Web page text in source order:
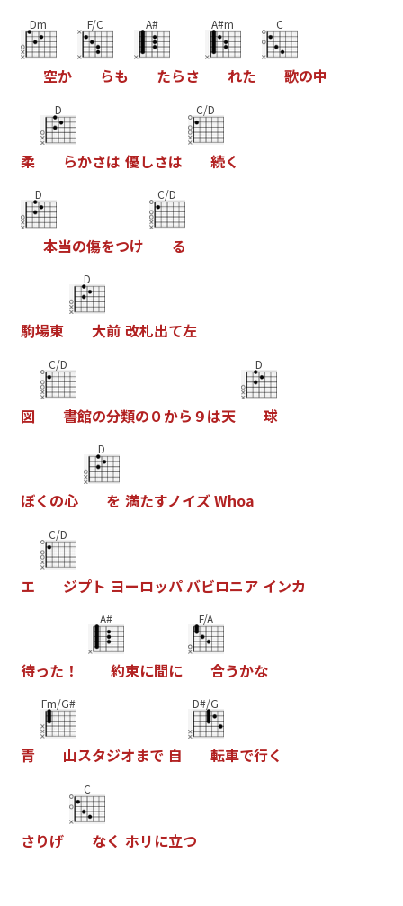
Dm
空か
F/C
らも
A#
たらさ
A#m
れた
C
歌の中
柔
D
らかさは 優しさは
C/D
続く
D
本当の傷をつけ
C/D
る
駒場東
D
大前 改札出て左
図
C/D
書館の分類の０ から ９は天
D
球
ぼく の心
D
を 満たすノイズWhoa
エ
C/D
ジプト ヨーロッパ バビロニア インカ
待った ！
A#
約束に間に
F/A
合うかな
青
Fm/G#
山スタジオまで 自
D#/G
転車で行く
さりげ
C
なく ホリ に立つ